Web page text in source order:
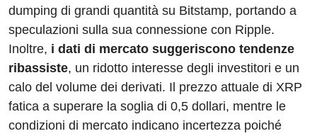
dumping di grandi quantità su Bitstamp, portando a
speculazioni sulla sua connessione con Ripple.
Inoltre, i dati di mercato suggeriscono tendenze
ribassiste, un ridotto interesse degli investitori e un
calo del volume dei derivati. Il prezzo attuale di XRP
fatica a superare la soglia di 0,5 dollari, mentre le
condizioni di mercato indicano incertezza poiché